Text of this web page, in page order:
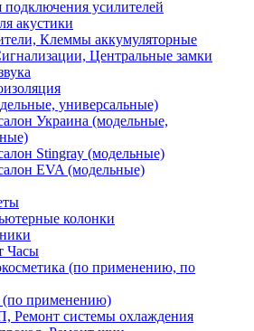
усилителей
акустики
Клеммы аккумуляторные
Центральные замки
универсальные)
Украина (модельные,
Stingray (модельные)
EVA (модельные)
колонки
Часы
(по применению, по
применению)
Ремонт системы охлаждения